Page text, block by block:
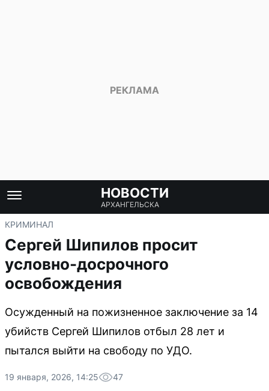
НОВОСТИ
АРХАНГЕЛЬСКА
КРИМИНАЛ
Сергей Шипилов просит
условно-досрочного
освобождения
Осужденный на пожизненное заключение за 14
убийств Сергей Шипилов отбыл 28 лет и
пытался выйти на свободу по УДО.
19 января, 2026, 14:25 47